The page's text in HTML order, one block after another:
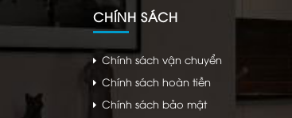
CHÍNH SÁCH
Chính sách vận chuyển
Chính sách hoàn tiền
Chính sách bảo mật